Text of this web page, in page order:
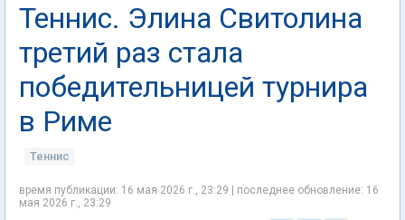
Теннис. Элина Свитолина
третий раз стала
победительницей турнира
в Риме
Теннис
время публикации: 16 мая 2026 г., 23:29 | последнее обновление: 16
мая 2026 г., 23:29